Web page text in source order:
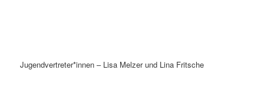
Jugendvertreter*innen – Lisa Melzer und Lina Fritsche